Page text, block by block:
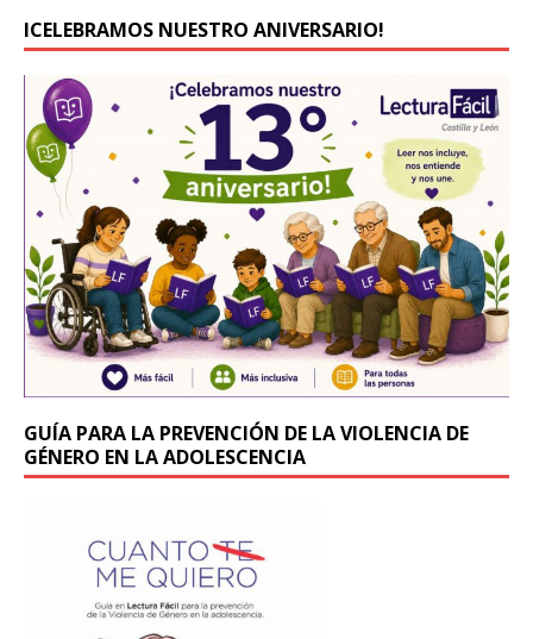
c
e
b
o
o
k
it
te
r
ICELEBRAMOS NUESTRO ANIVERSARIO!
GUÍA PARA LA PREVENCIÓN DE LA VIOLENCIA DE
GÉNERO EN LA ADOLESCENCIA